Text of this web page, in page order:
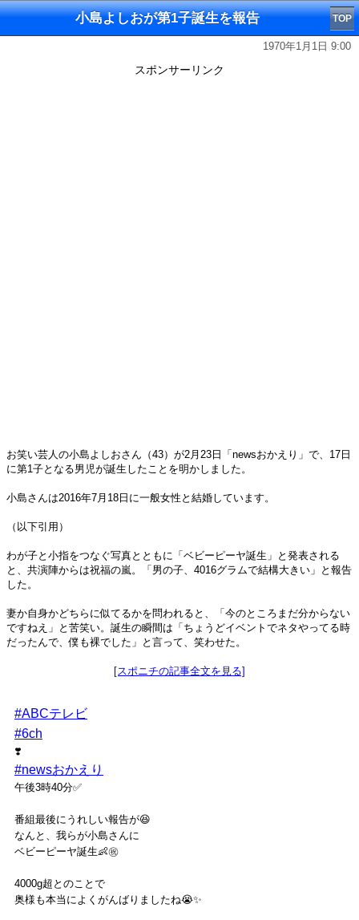
小島よしおが第1子誕生を報告 TOP
1970年1月1日 9:00
スポンサーリンク
お笑い芸人の小島よしおさん（43）が2月23日「newsおかえり」で、17日
に第1子となる男児が誕生したことを明かしました。
小島さんは2016年7月18日に一般女性と結婚しています。
（以下引用）
わが子と小指をつなぐ写真とともに「ベビーピーヤ誕生」と発表される
と、共演陣からは祝福の嵐。「男の子、4016グラムで結構大きい」と報告
した。
妻か自身かどちらに似てるかを問われると、「今のところまだ分からない
ですねえ」と苦笑い。誕生の瞬間は「ちょうどイベントでネタやってる時
だったんで、僕も裸でした」と言って、笑わせた。
[スポニチの記事全文を見る]
#ABCテレビ
#6ch
❣️
#newsおかえり
午後3時40分✅
番組最後にうれしい報告が😆
なんと、我らが小島さんに
ベビーピーヤ誕生👶㊗️
4000g超とのことで
奥様も本当によくがんばりましたね😭✨